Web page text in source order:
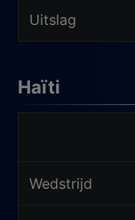
Uitslag
Haïti
Wedstrijd